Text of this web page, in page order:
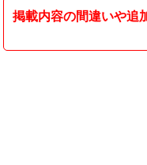
掲載内容の間違いや追